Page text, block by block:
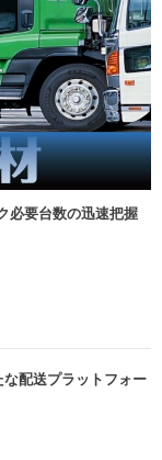
必要台数の迅速把握
配送プラットフォー